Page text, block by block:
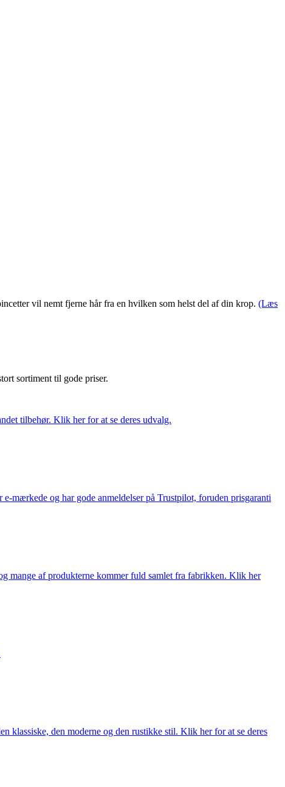
vil nemt fjerne hår fra en hvilken som helst del af din krop. (Læs
sortiment til gode priser.
tilbehør. Klik her for at se deres udvalg.
mærkede og har gode anmeldelser på Trustpilot, foruden prisgaranti
mange af produkterne kommer fuld samlet fra fabrikken. Klik her
klassiske, den moderne og den rustikke stil. Klik her for at se deres